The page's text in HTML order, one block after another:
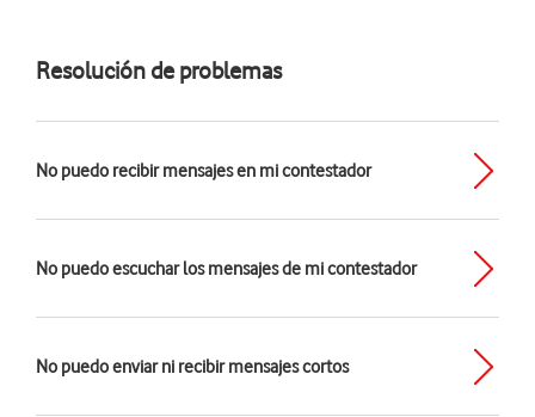
Resolución de problemas
No puedo recibir mensajes en mi contestador
No puedo escuchar los mensajes de mi contestador
No puedo enviar ni recibir mensajes cortos